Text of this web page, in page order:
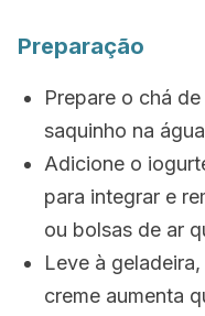
Preparação
Prepare o chá
saquinho na
Adicione o
para integrar e
ou bolsas de ar
Leve à
creme aumenta